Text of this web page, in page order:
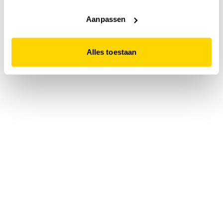
website niet optimaal functioneert.
Aanpassen
Alles toestaan